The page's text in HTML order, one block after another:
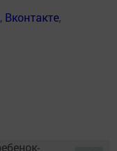
, Вконтакте,